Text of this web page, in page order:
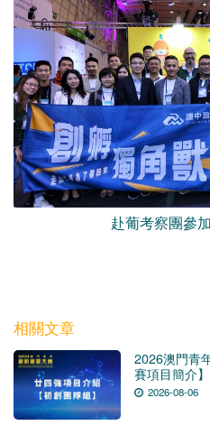
赴葡考察團參
相關文章
2026澳門青
賽項目簡介】
2026-08-06